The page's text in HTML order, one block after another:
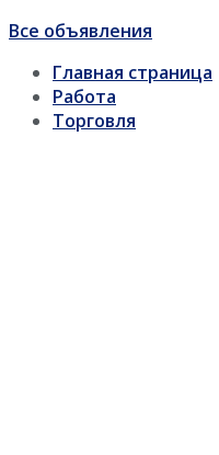
Все объявления
Главная страница
Работа
Торговля